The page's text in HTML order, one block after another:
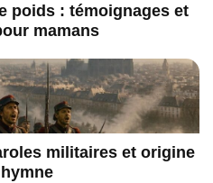
poids : témoignages et
mamans
militaires et origine